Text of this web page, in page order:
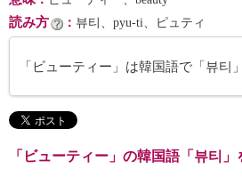
読み方 ： 뷰티、pyu-ti、ピュティ
「ビューティー」は韓国語で「뷰티
「ビューティー」の韓国語「뷰티